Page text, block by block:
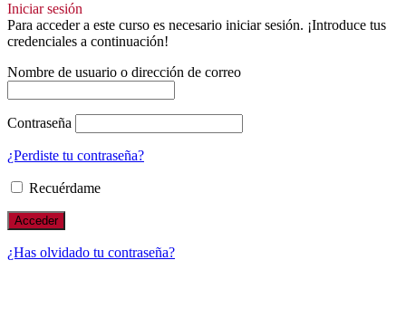
Iniciar sesión
Para acceder a este curso es necesario iniciar sesión. ¡Introduce tus
credenciales a continuación!
Nombre de usuario o dirección de correo
Contraseña
¿Perdiste tu contraseña?
Recuérdame
¿Has olvidado tu contraseña?